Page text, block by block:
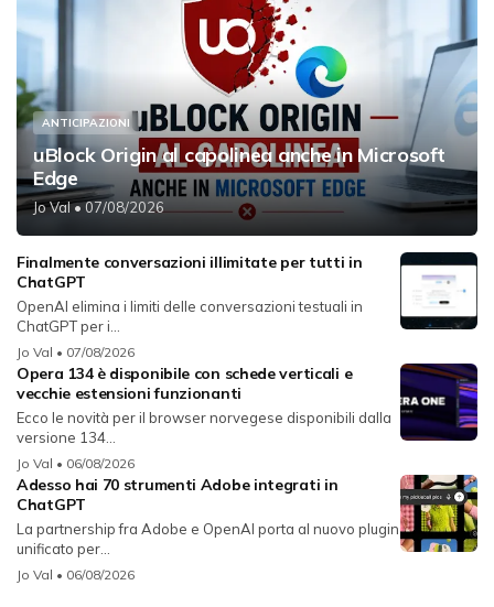
ANTICIPAZIONI
uBlock Origin al capolinea anche in Microsoft
Edge
Jo Val• 07/08/2026
Finalmente conversazioni illimitate per tutti in
ChatGPT
OpenAI elimina i limiti delle conversazioni testuali in
ChatGPT per i...
Jo Val • 07/08/2026
Opera 134 è disponibile con schede verticali e
vecchie estensioni funzionanti
Ecco le novità per il browser norvegese disponibili dalla
versione 134...
Jo Val • 06/08/2026
Adesso hai 70 strumenti Adobe integrati in
ChatGPT
La partnership fra Adobe e OpenAI porta al nuovo plugin
unificato per...
Jo Val • 06/08/2026